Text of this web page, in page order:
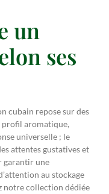
un
ses
cubain repose sur des
aromatique,
universelle ; le
attentes gustatives et
garantir une
au stockage
notre collection dédiée